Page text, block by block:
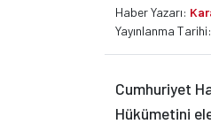
Haber Yazarı:
Yayınlanma
Cumhuriyet
Hükümetini